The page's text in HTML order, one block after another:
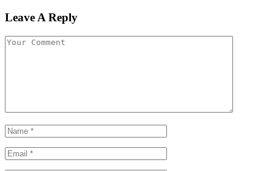
Leave A Reply